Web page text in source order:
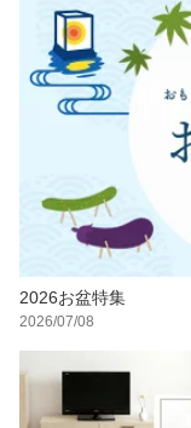
2026お盆特集
2026/07/08